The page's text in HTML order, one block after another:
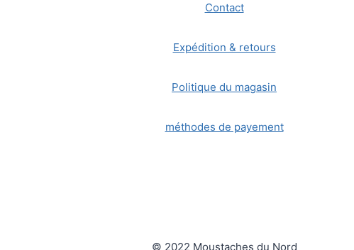
Contact
Expédition & retours
Politique du magasin
méthodes de payement
© 2022 Moustaches du Nord